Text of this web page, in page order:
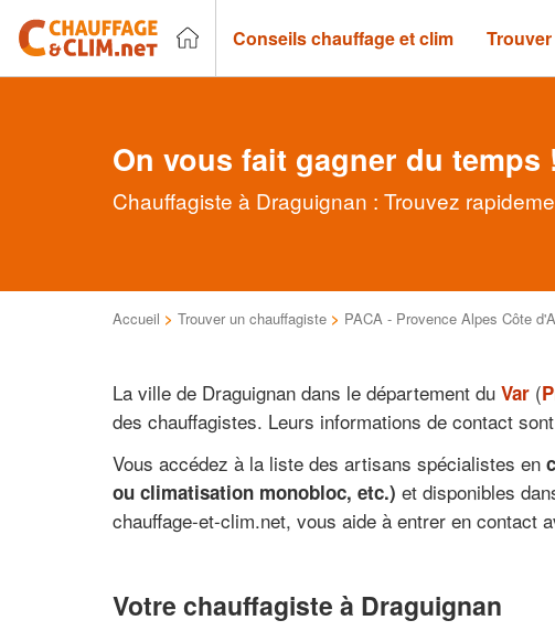
Conseils chauffage et clim
On vous fait gagner du temps
Chauffagiste à Draguignan : Trouvez
Accueil > Trouver un chauffagiste > PACA - Provence Alpes Côte
La ville de Draguignan dans le département du Var (
des chauffagistes. Leurs informations de contact
Vous accédez à la liste des artisans spécialistes en
ou climatisation monobloc, etc.) et disponibles
chauffage-et-clim.net, vous aide à entrer en
Votre chauffagiste à Draguignan